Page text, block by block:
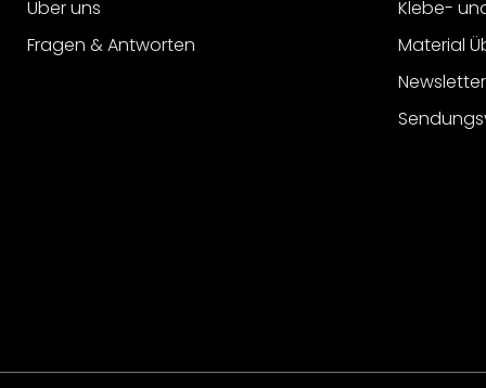
Über uns
Fragen & Antworten
Klebe-
Material